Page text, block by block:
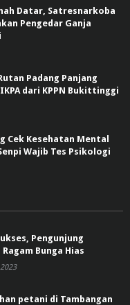
Datar, Satresnarkoba
Pengedar Ganja
Padang Panjang
dari KPPN Bukittinggi
Cek Kesehatan Mental
Wajib Tes Psikologi
Pengunjung
Bunga Hias
petani di Tambangan